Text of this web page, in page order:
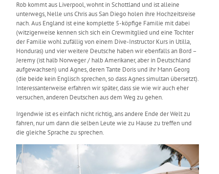
Rob kommt aus Liverpool, wohnt in Schottland und ist alleine
unterwegs, Nelle uns Chris aus San Diego holen ihre Hochzeitsreise
nach. Aus England ist eine komplette 5-köpfige Familie mit dabei
(witzigerweise kennen sich sich ein Crewmitglied und eine Tochter
der Familie wohl zufällig von einem Dive-Instructor Kurs in Utilla,
Honduras) und vier weitere Deutsche haben wir ebenfalls an Bord –
Jeremy (ist halb Norweger / halb Amerikaner, aber in Deutschland
aufgewachsen) und Agnes, deren Tante Doris und ihr Mann Georg
(die beide kein Englisch sprechen, so dass Agnes simultan übersetzt).
Interessanterweise erfahren wir später, dass sie wie wir auch eher
versuchen, anderen Deutschen aus dem Weg zu gehen.
Irgendwie ist es einfach nicht richtig, ans andere Ende der Welt zu
fahren, nur um dann die selben Leute wie zu Hause zu treffen und
die gleiche Sprache zu sprechen.